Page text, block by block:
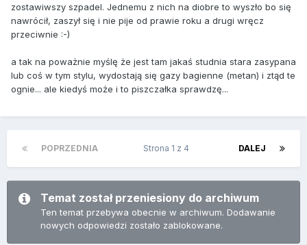
zostawiwszy szpadel. Jednemu z nich na diobre to wyszło bo się
nawrócił, zaszył się i nie pije od prawie roku a drugi wręcz
przeciwnie :-)
a tak na poważnie myślę że jest tam jakaś studnia stara zasypana
lub coś w tym stylu, wydostają się gazy bagienne (metan) i ztąd te
ognie... ale kiedyś może i to piszczałka sprawdzę...
POPRZEDNIA DALEJ
Strona 1 z 4
Temat został przeniesiony do archiwum
Ten temat przebywa obecnie w archiwum. Dodawanie
nowych odpowiedzi zostało zablokowane.